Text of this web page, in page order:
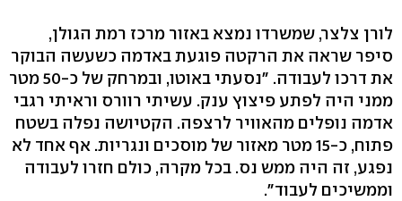
לורן צלצר, שמשרדו נמצא באזור מרכז רמת הגולן,
סיפר שראה את הרקטה פוגעת באדמה כשעשה הבוקר
את דרכו לעבודה. "נסעתי באוטו, ובמרחק של כ-50 מטר
ממני היה לפתע פיצוץ ענק. עשיתי רוורס וראיתי רגבי
אדמה נופלים מהאוויר לרצפה. הקטיושה נפלה בשטח
פתוח, כ-15 מטר מאזור של מוסכים ונגריות. אף אחד לא
נפגע, זה היה ממש נס. בכל מקרה, כולם חזרו לעבודה
וממשיכים לעבוד".